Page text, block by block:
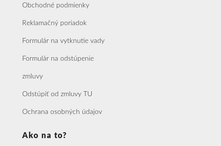
Obchodné podmienky
Reklamačný poriadok
Formulár na vytknutie vady
Formulár na odstúpenie
zmluvy
Odstúpiť od zmluvy TU
Ochrana osobných údajov
Ako na to?